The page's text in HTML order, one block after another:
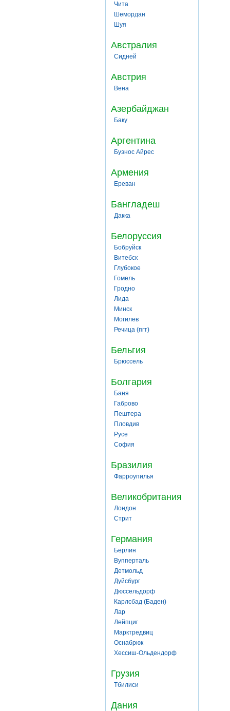
Чита
Шемордан
Шуя
Австралия
Сидней
Австрия
Вена
Азербайджан
Баку
Аргентина
Буэнос Айрес
Армения
Ереван
Бангладеш
Дакка
Белоруссия
Бобруйск
Витебск
Глубокое
Гомель
Гродно
Лида
Минск
Могилев
Речица (пгт)
Бельгия
Брюссель
Болгария
Баня
Габрово
Пештера
Пловдив
Русе
София
Бразилия
Фарроупилья
Великобритания
Лондон
Стрит
Германия
Берлин
Вупперталь
Детмольд
Дуйсбург
Дюссельдорф
Карлсбад (Баден)
Лар
Лейпциг
Марктредвиц
Оснабрюк
Хессиш-Ольдендорф
Грузия
Тбилиси
Дания